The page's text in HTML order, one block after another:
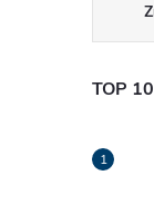
TOP